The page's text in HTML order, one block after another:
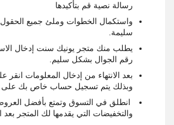
رسالة نصية قم بتأكيدها
واستكمال الخطوات وملئ جميع
سليمة.
يطلب منك متجر يونيك سنت إدخال
رقم الجوال بشكل سليم.
بعد الانتهاء من إدخال المعلومات انقر
وبذلك يتم تسجيل حساب خاص بك على
انطلق في التسوق وتمتع بأفضل
والتخفيضات التي يقدمها لك المتجر بعد